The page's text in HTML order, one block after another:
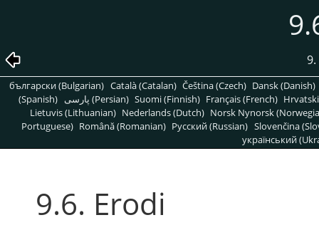
български (Bulgarian) Català (Catalan) Čeština (Czech) Dansk (Danish)
(Spanish)
پارسی (Persian) Suomi (Finnish) Français (French)
Lietuvis (Lithuanian) Nederlands (Dutch) Norsk Nynorsk
Portuguese) Română (Romanian) Pусский (Russian) Slovenčina
український
9.6. Erodi